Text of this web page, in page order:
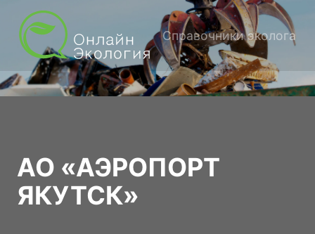
Справочники эколога
АО «АЭРОПОРТ
ЯКУТСК»